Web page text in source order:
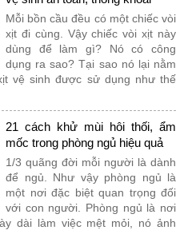
Mỗi bồn cầu đều có một chiếc vòi
xịt đi cùng. Vậy chiếc vòi xịt này
dùng để làm gì? Nó có công
dụng ra sao? Tại sao nó lại nằm
vệ sinh được sử dụng như thế
21 cách khử mùi hôi thối, ẩm
mốc trong phòng ngủ hiệu quả
1/3 quãng đời mỗi người là dành
để ngủ. Như vậy phòng ngủ là
một nơi đặc biệt quan trọng đối
với con người. Phòng ngủ là nơi
dài làm việc mệt mỏi, nó ảnh